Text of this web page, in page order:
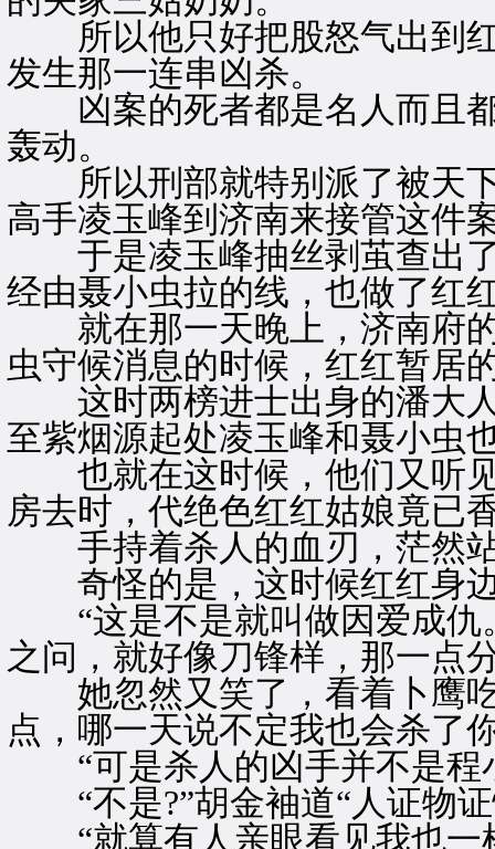
所以他只好把股怒气出到红
发生那一连串凶杀。
凶案的死者都是名人而且都
轰动。
所以刑部就特别派了被天下
高手凌玉峰到济南来接管这件
于是凌玉峰抽丝剥茧查出了
经由聂小虫拉的线，也做了红
就在那一天晚上，济南府的
虫守候消息的时候，红红暂居
这时两榜进士出身的潘大人
至紫烟源起处凌玉峰和聂小虫
也就在这时候，他们又听见
房去时，代绝色红红姑娘竟已
手持着杀人的血刃，茫然站
奇怪的是，这时候红红身边
“这是不是就叫做因爱成仇
之问，就好像刀锋样，那一点
她忽然又笑了，看着卜鹰吃
点，哪一天说不定我也会杀了
“可是杀人的凶手并不是程
“不是?”胡金袖道“人证物证
“就算有人亲眼看见我也一